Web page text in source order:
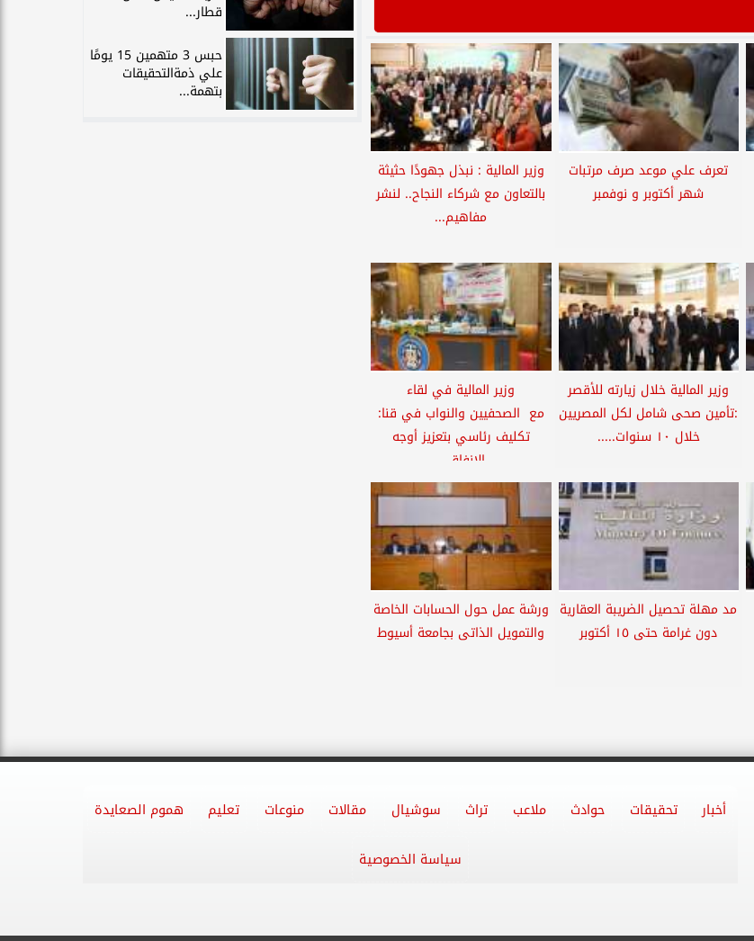
تعرف علي موعد صرف مرتبات
شهر أكتوبر و نوفمبر
وزير المالية : نبذل جهودًا حثيثة
بالتعاون مع شركاء النجاح.. لنشر
مفاهيم...
وزير المالية خلال زيارته للأقصر
:تأمين صحى شامل لكل المصريين
خلال ١٠ سنوات.....
وزير المالية في لقاء
مع الصحفيين والنواب في قنا:
تكليف رئاسي بتعزيز أوجه
الإنفاق...
مد مهلة تحصيل الضريبة العقارية
دون غرامة حتى ١٥ أكتوبر
ورشة عمل حول الحسابات الخاصة
والتمويل الذاتى بجامعة أسيوط
قطار...
حبس 3 متهمين 15 يومًا
علي ذمةالتحقيقات
بتهمة...
أخبار تحقيقات حوادث ملاعب تراث سوشيال مقالات منوعات تعليم هموم الصعايدة
سياسة الخصوصية